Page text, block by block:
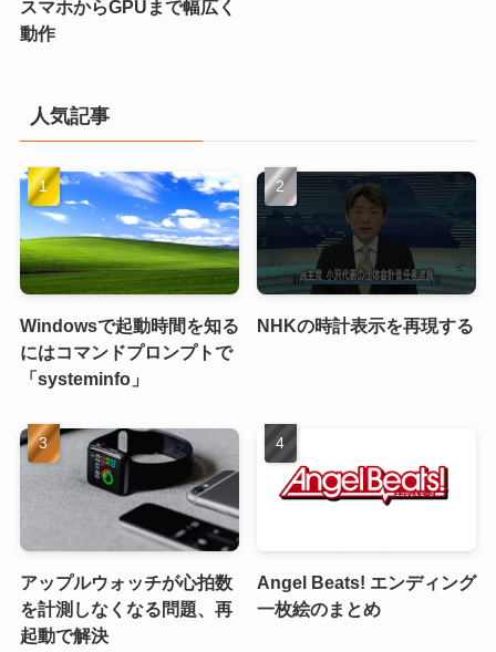
スマホからGPUまで幅広く
動作
人気記事
Windowsで起動時間を知る
にはコマンドプロンプトで
「systeminfo」
NHKの時計表示を再現する
アップルウォッチが心拍数
を計測しなくなる問題、再
起動で解決
Angel Beats! エンディング
一枚絵のまとめ